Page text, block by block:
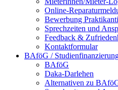
Online-
Bewerbung
Sprechzeiten und
Feedback &
Kontaktformular
BAföG /
BAföG
Daka-Darlehen
Alternativen zu